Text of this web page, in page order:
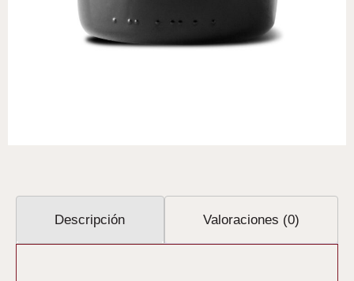
Descripción Valoraciones (0)